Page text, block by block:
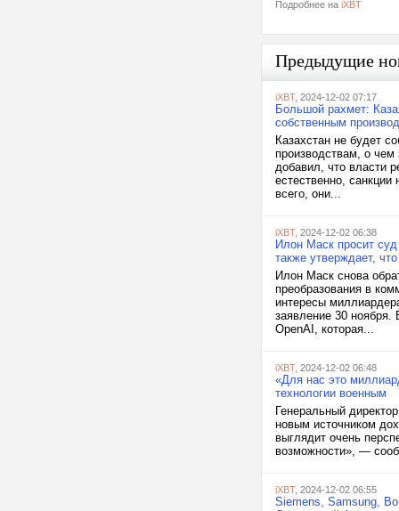
Подробнее на iXBT
Предыдущие
iXBT, 2024-12-02 07:17
Большой рахмет:
собственным
Казахстан не будет
производствам, о чем
добавил, что власти
естественно,
всего, они...
iXBT, 2024-12-02 06:38
Илон Маск просит
также утверждает,
Илон Маск снова
преобразования в
интересы
заявление 30 ноября.
OpenAI, которая...
iXBT, 2024-12-02 06:48
«Для нас это
технологии военным
Генеральный
новым источником
выглядит очень
возможности», —
iXBT, 2024-12-02 06:55
Siemens, Samsung,